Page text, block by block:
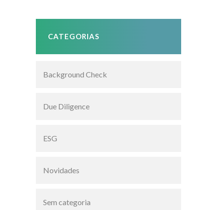
CATEGORIAS
Background Check
Due Diligence
ESG
Novidades
Sem categoria